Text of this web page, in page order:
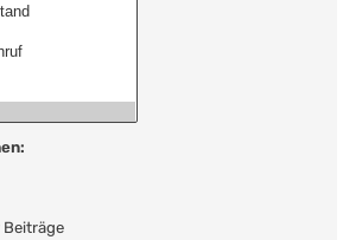
Beiträge